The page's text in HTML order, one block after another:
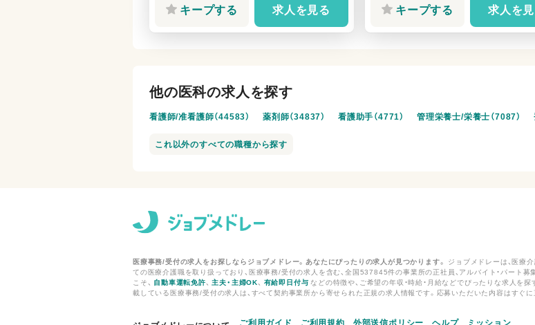
キープする 求人を見る キープする 求人を
他の医科の求人を探す
看護師/准看護師（44583） 薬剤師（34837） 看護助手（4771） 管理栄養士/栄養士（7087）
これ以外のすべての職種から探す
医療事務/受付の求人をお探しならジョブメドレー。あなたにぴったりの求人が見つかります。 ジョブメドレーは、医療
ての医療介護職を取り扱っており、医療事務/受付の求人を含む、全国537845件の事業所の正社員、アルバイト・パート
こそ、 自動車運転免許、主夫・主婦OK、 有給即日付与 などの特徴や、ご希望の年収・時給・月給などでぴったりな求人を
載している医療事務/受付の求人は、すべて契約事業所から寄せられた正規の求人情報です。応募いただいた内容はすぐ
ご利用ガイド ご利用規約 外部送信ポリシー ヘルプ ミッション